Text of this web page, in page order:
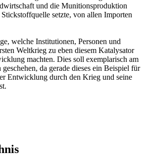
und die Munitionsproduktion
setzte, von allen Importen
welche Institutionen, Personen und
Weltkrieg zu eben diesem Katalysator
machten. Dies soll exemplarisch am
da gerade dieses ein Beispiel für
Entwicklung durch den Krieg und seine